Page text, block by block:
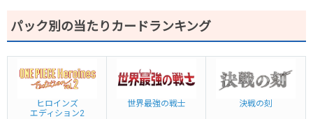
パック別の当たりカードランキング
ヒロインズ
エディション2
世界最強の戦士 決戦の刻